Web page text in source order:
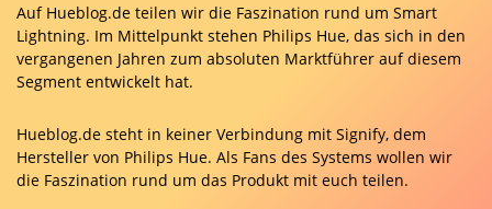
Auf Hueblog.de teilen wir die Faszination rund um Smart
Lightning. Im Mittelpunkt stehen Philips Hue, das sich in den
vergangenen Jahren zum absoluten Marktführer auf diesem
Segment entwickelt hat.
Hueblog.de steht in keiner Verbindung mit Signify, dem
Hersteller von Philips Hue. Als Fans des Systems wollen wir
die Faszination rund um das Produkt mit euch teilen.